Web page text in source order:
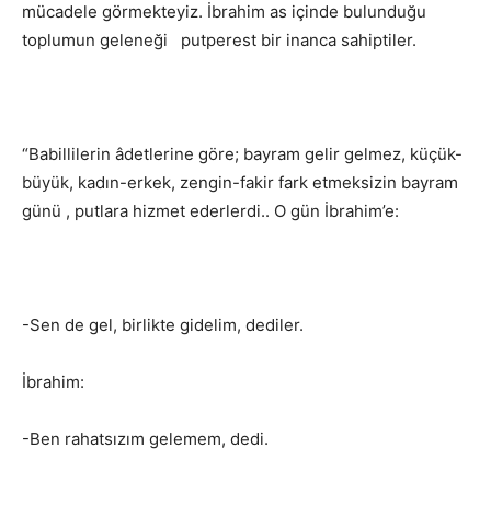
mücadele görmekteyiz. İbrahim as içinde bulunduğu
toplumun geleneği putperest bir inanca sahiptiler.
“Babillilerin âdetlerine göre; bayram gelir gelmez, küçük-
büyük, kadın-erkek, zengin-fakir fark etmeksizin bayram
günü , putlara hizmet ederlerdi.. O gün İbrahim’e:
-Sen de gel, birlikte gidelim, dediler.
İbrahim:
-Ben rahatsızım gelemem, dedi.